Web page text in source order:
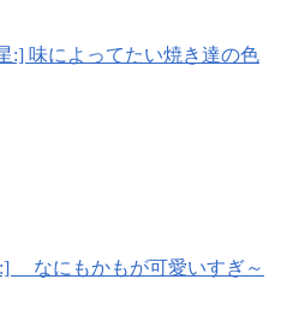
:] 味によってたい焼き達の色
なにもかもが可愛いすぎ～